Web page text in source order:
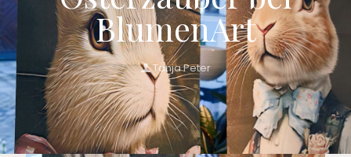
BlumenArt
Tanja Peter